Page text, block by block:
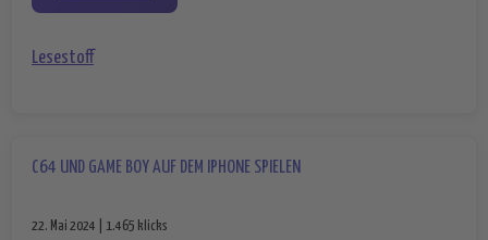
Lesestoff
C64 UND GAME BOY AUF DEM IPHONE SPIELEN
22. Mai 2024 | 1.465 klicks